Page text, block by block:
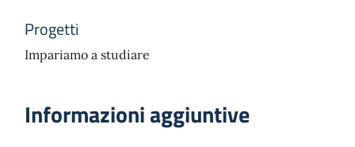
Progetti
Impariamo a studiare
Informazioni aggiuntive